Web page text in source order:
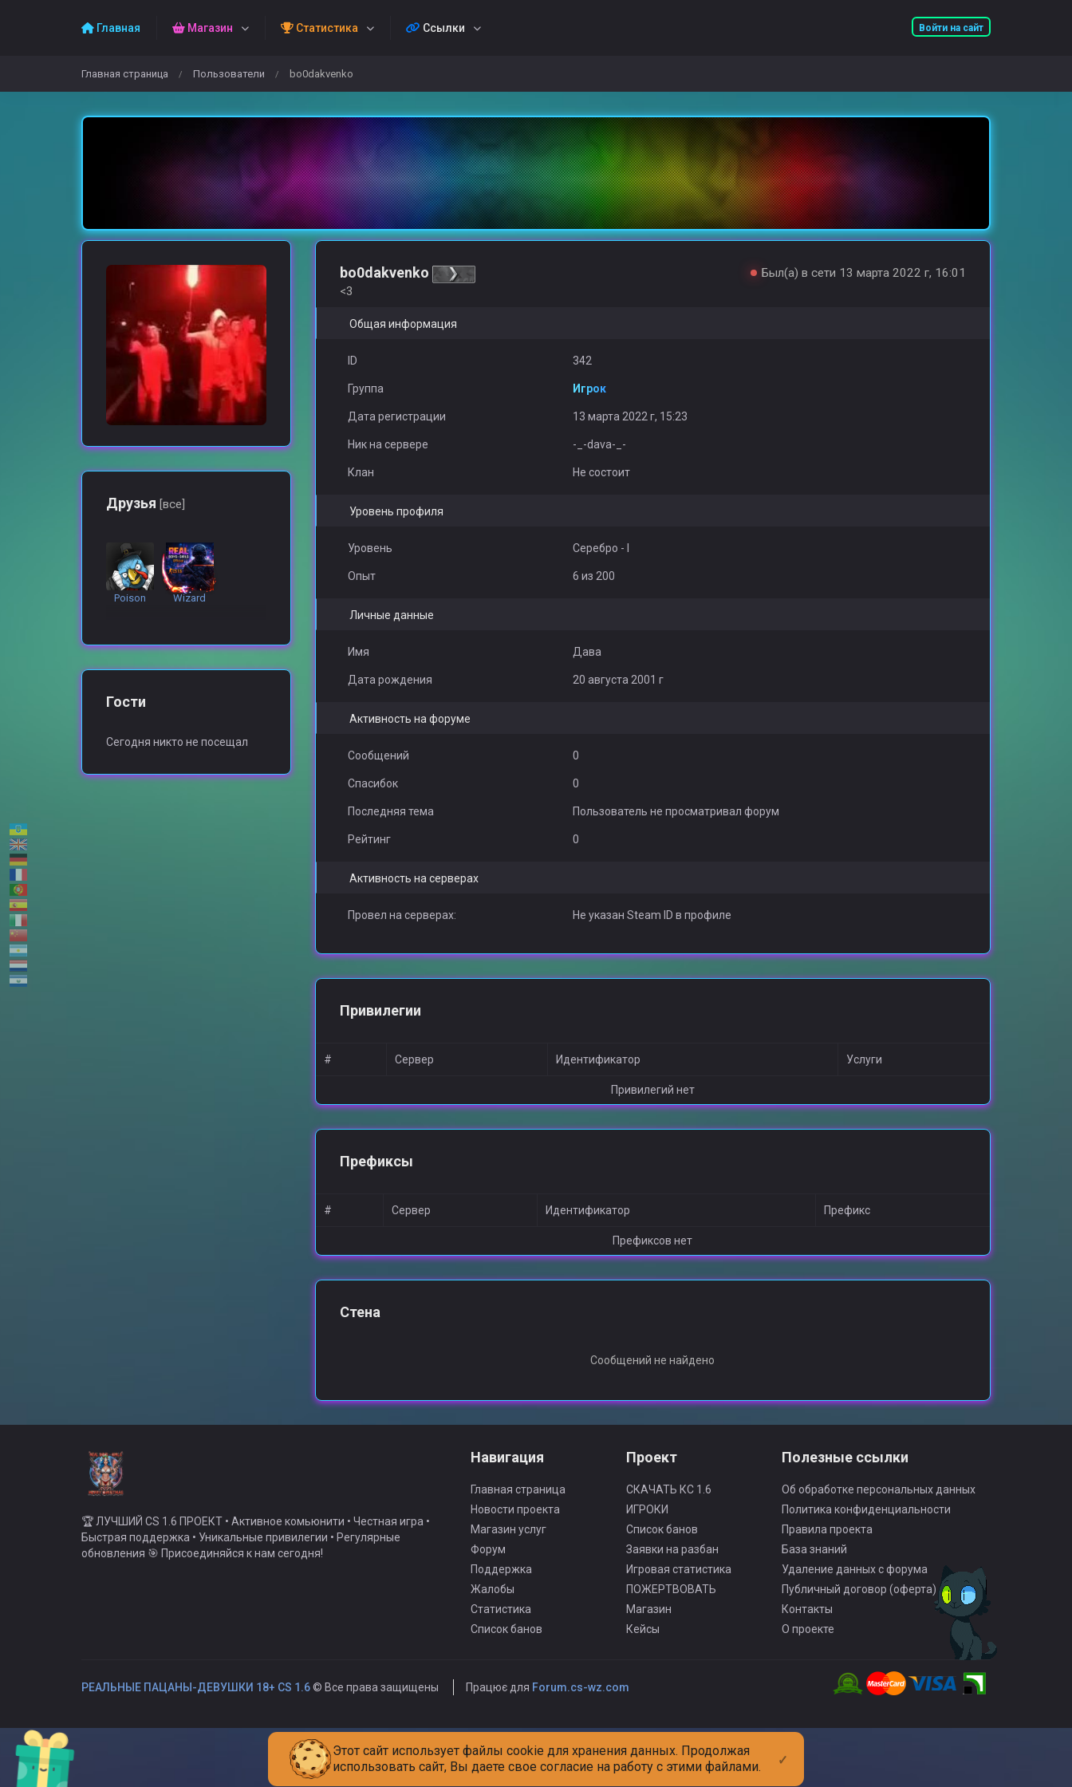
Войти на сайт
Главная Магазин Статистика Ссылки
Главная страница / Пользователи / bo0dakvenko
Друзья [все]
Poison Wizard
Гости
Сегодня никто не посещал
bo0dakvenko
Был(а) в сети 13 марта 2022 г, 16:01
<3
Общая информация
ID 342
Группа Игрок
Дата регистрации 13 марта 2022 г, 15:23
Ник на сервере -_-dava-_-
Клан Не состоит
Уровень профиля
Уровень Серебро - I
Опыт 6 из 200
Личные данные
Имя Дава
Дата рождения 20 августа 2001 г
Активность на форуме
Сообщений 0
Спасибок 0
Последняя тема Пользователь не просматривал форум
Рейтинг 0
Активность на серверах
Провел на серверах: Не указан Steam ID в профиле
Привилегии
# Сервер Идентификатор Услуги
Привилегий нет
Префиксы
# Сервер Идентификатор Префикс
Префиксов нет
Стена
Сообщений не найдено
🏆 ЛУЧШИЙ CS 1.6 ПРОЕКТ • Активное комьюнити • Честная игра •
Быстрая поддержка • Уникальные привилегии • Регулярные
обновления 🎯 Присоединяйся к нам сегодня!
Навигация
Главная страница
Новости проекта
Магазин услуг
Форум
Поддержка
Жалобы
Статистика
Список банов
Проект
СКАЧАТЬ КС 1.6
ИГРОКИ
Список банов
Заявки на разбан
Игровая статистика
ПОЖЕРТВОВАТЬ
Магазин
Кейсы
Полезные ссылки
Об обработке персональных данных
Политика конфиденциальности
Правила проекта
База знаний
Удаление данных с форума
Публичный договор (оферта)
Контакты
О проекте
РЕАЛЬНЫЕ ПАЦАНЫ-ДЕВУШКИ 18+ CS 1.6© Все права защищены Працює для Forum.cs-wz.com
Этот сайт использует файлы cookie для хранения данных. Продолжая
использовать сайт, Вы даете свое согласие на работу с этими файлами.
✓